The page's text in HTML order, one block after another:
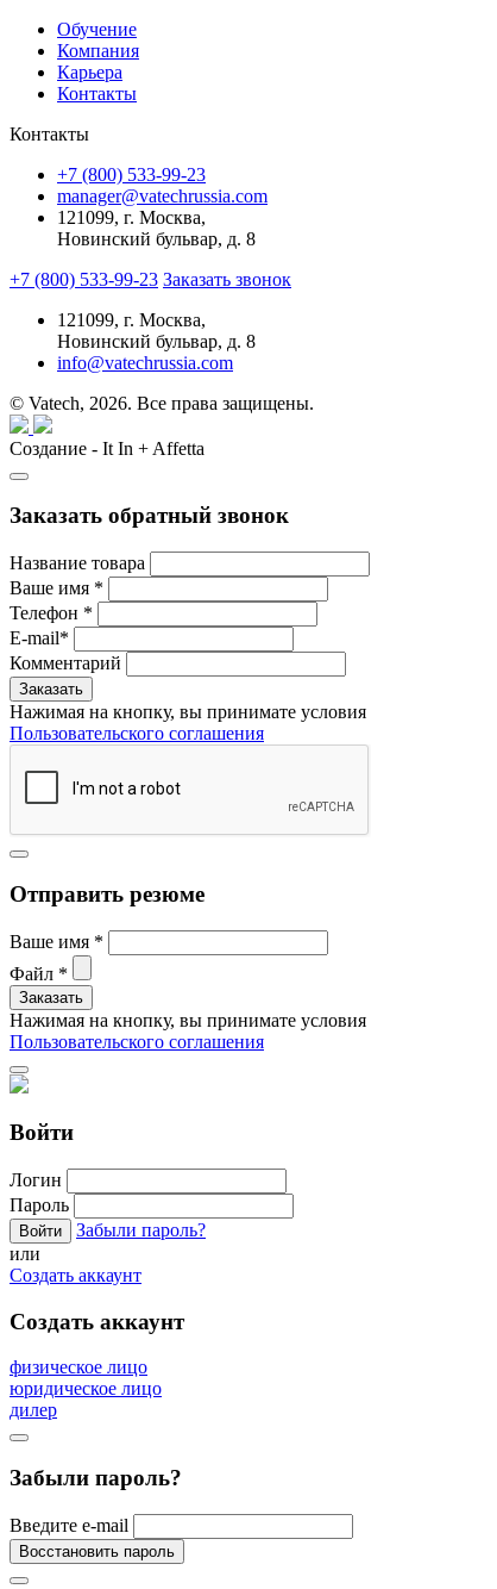
Обучение
Компания
Карьера
Контакты
Контакты
+7 (800) 533-99-23
manager@vatechrussia.com
121099, г. Москва,
Новинский бульвар, д. 8
+7 (800) 533-99-23 Заказать звонок
121099, г. Москва,
Новинский бульвар, д. 8
info@vatechrussia.com
© Vatech, 2026. Все права защищены.
Создание - It In + Affetta
Заказать обратный звонок
Название товара
Ваше имя *
Телефон *
E-mail*
Комментарий
Нажимая на кнопку, вы принимате условия
Пользовательского соглашения
Отправить резюме
Ваше имя *
Файл *
Нажимая на кнопку, вы принимате условия
Пользовательского соглашения
Войти
Логин
Пароль
Забыли пароль?
или
Создать аккаунт
Создать аккаунт
физическое лицо
юридическое лицо
дилер
Забыли пароль?
Введите e-mail